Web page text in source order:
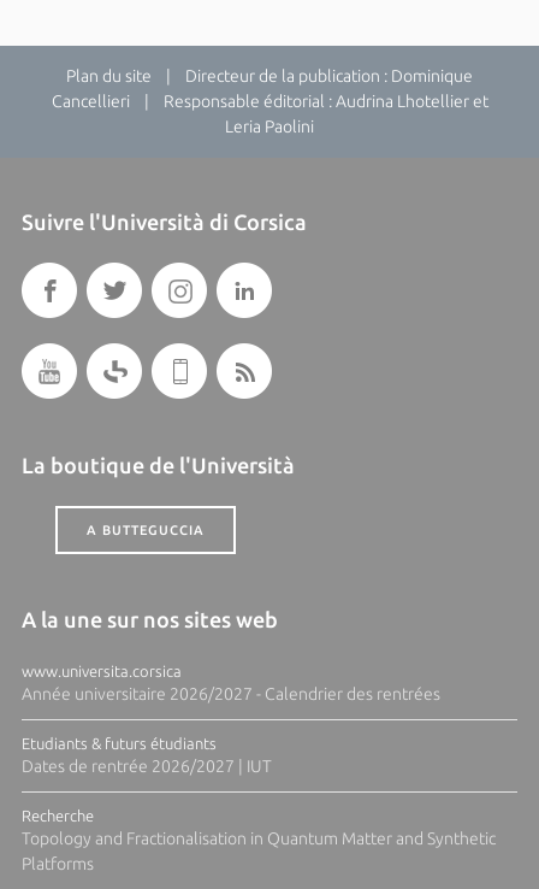
Plan du site | Directeur de la publication : Dominique
Cancellieri | Responsable éditorial : Audrina Lhotellier et
Leria Paolini
Suivre l'Università di Corsica
La boutique de l'Università
A BUTTEGUCCIA
A la une sur nos sites web
www.universita.corsica
Année universitaire 2026/2027 - Calendrier des rentrées
Etudiants & futurs étudiants
Dates de rentrée 2026/2027 | IUT
Recherche
Topology and Fractionalisation in Quantum Matter and Synthetic
Platforms